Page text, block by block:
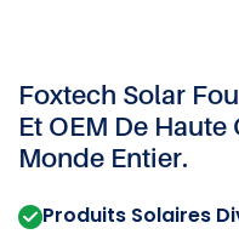
Foxtech Solar
Et OEM De
Monde Entier.
Produits Solaires